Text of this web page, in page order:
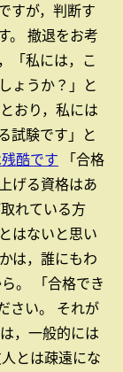
すが，判断す
撤退をお考
「私には，こ
ょうか？」と
おり，私には
試験です」と
酷です 「合格
げる資格はあ
れている方
はないと思い
は，誰にもわ
。
「合格でき
い。
それが
，一般的には
とは疎遠にな